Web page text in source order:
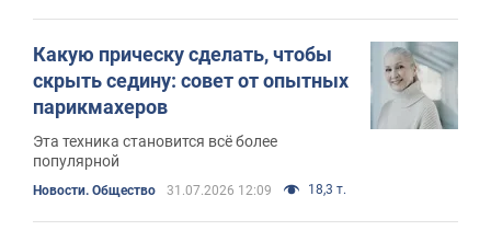
Какую прическу сделать, чтобы
скрыть седину: совет от опытных
парикмахеров
Эта техника становится всё более
популярной
Новости. Общество 31.07.2026 12:09 18,3 т.